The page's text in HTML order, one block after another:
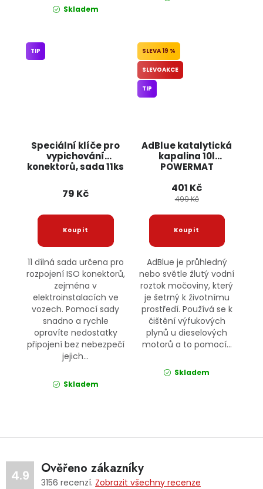
Skladem
Speciální klíče pro
vypichování
konektorů, sada 11ks
TIP
79 Kč
11 dílná sada určena pro
rozpojení ISO konektorů,
zejména v
elektroinstalacích ve
vozech. Pomocí sady
snadno a rychle
opravíte nedostatky
připojení bez nebezpečí
jejich...
Skladem
AdBlue katalytická
kapalina 10l
POWERMAT
19 %
SLEVOAKCE
TIP
401 Kč
499 Kč
AdBlue je průhledný
nebo světle žlutý vodní
roztok močoviny, který
je šetrný k životnímu
prostředí. Používá se k
čištění výfukových
plynů u dieselových
motorů a to pomocí...
Skladem
4.9 Ověřeno zákazníky
3156 recenzí. Zobrazit všechny recenze